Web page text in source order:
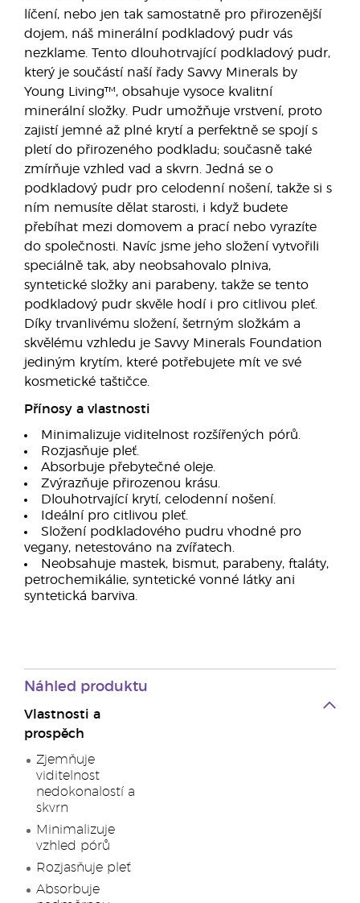
líčení, nebo jen tak samostatně pro přirozenější
dojem, náš minerální podkladový pudr vás
nezklame. Tento dlouhotrvající podkladový pudr,
který je součástí naší řady Savvy Minerals by
Young Living™, obsahuje vysoce kvalitní
minerální složky. Pudr umožňuje vrstvení, proto
zajistí jemné až plné krytí a perfektně se spojí s
pletí do přirozeného podkladu; současně také
zmírňuje vzhled vad a skvrn. Jedná se o
podkladový pudr pro celodenní nošení, takže si s
ním nemusíte dělat starosti, i když budete
přebíhat mezi domovem a prací nebo vyrazíte
do společnosti. Navíc jsme jeho složení vytvořili
speciálně tak, aby neobsahovalo plniva,
syntetické složky ani parabeny, takže se tento
podkladový pudr skvěle hodí i pro citlivou pleť.
Díky trvanlivému složení, šetrným složkám a
skvělému vzhledu je Savvy Minerals Foundation
jediným krytím, které potřebujete mít ve své
kosmetické taštičce.
Přínosy a vlastnosti
Minimalizuje viditelnost rozšířených pórů.
Rozjasňuje pleť.
Absorbuje přebytečné oleje.
Zvýrazňuje přirozenou krásu.
Dlouhotrvající krytí, celodenní nošení.
Ideální pro citlivou pleť.
Složení podkladového pudru vhodné pro
vegany, netestováno na zvířatech.
Neobsahuje mastek, bismut, parabeny, ftaláty,
petrochemikálie, syntetické vonné látky ani
syntetická barviva.
Náhled produktu
Vlastnosti a
prospěch
Zjemňuje
viditelnost
nedokonalostí a
skvrn
Minimalizuje
vzhled pórů
Rozjasňuje pleť
Absorbuje